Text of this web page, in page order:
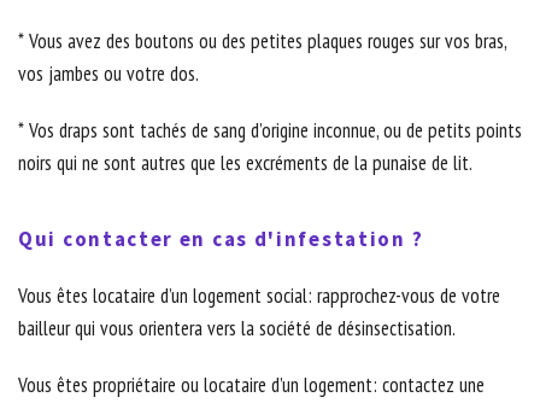
* Vous avez des boutons ou des petites plaques rouges sur vos bras,
vos jambes ou votre dos.
* Vos draps sont tachés de sang d’origine inconnue, ou de petits points
noirs qui ne sont autres que les excréments de la punaise de lit.
Qui contacter en cas d'infestation ?
Vous êtes locataire d’un logement social: rapprochez-vous de votre
bailleur qui vous orientera vers la société de désinsectisation.
Vous êtes propriétaire ou locataire d’un logement: contactez une